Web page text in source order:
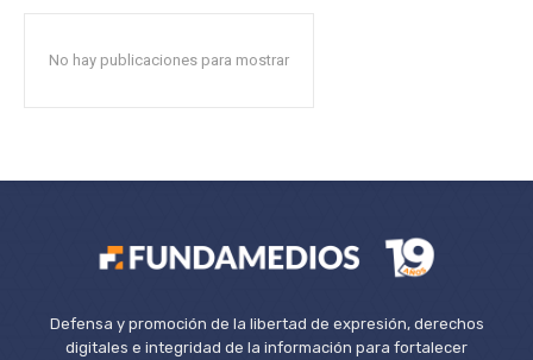
No hay publicaciones para mostrar
Defensa y promoción de la libertad de expresión, derechos
digitales e integridad de la información para fortalecer